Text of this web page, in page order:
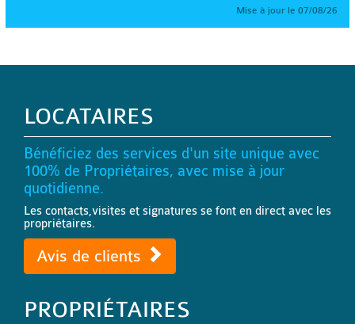
Mise à jour le 07/08/26
LOCATAIRES
Bénéficiez des services d'un site unique avec
100% de Propriétaires, avec mise à jour
quotidienne.
Les contacts,visites et signatures se font en direct avec les
propriétaires.
Avis de clients
PROPRIÉTAIRES